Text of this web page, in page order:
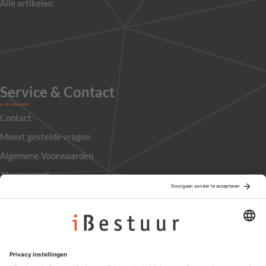
Alle artikelen
Service & Contact
Contact
Meest gestelde vragen
Algemene Voorwaarden
Abonnement
Privacyinstellingen